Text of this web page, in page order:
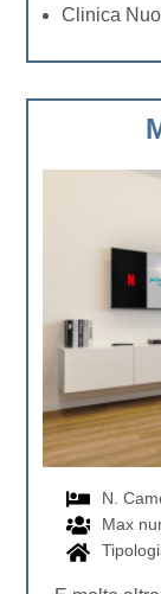
Clinica
N.
Max